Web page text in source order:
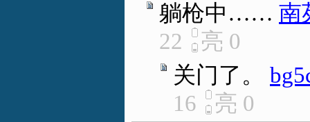
躺枪中…… 南
22
亮 0
关门了。
16
亮 0